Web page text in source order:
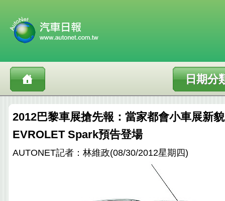
日期分
2012巴黎車展搶先報：當家都會小車展新
EVROLET Spark預告登場
AUTONET記者：林維政(08/30/2012星期四)